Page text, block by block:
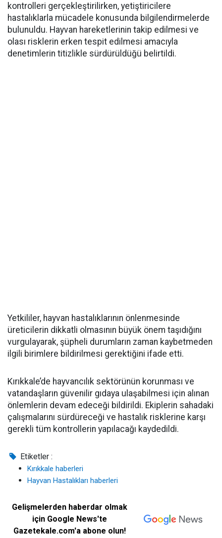
kontrolleri gerçekleştirilirken, yetiştiricilere
hastalıklarla mücadele konusunda bilgilendirmelerde
bulunuldu. Hayvan hareketlerinin takip edilmesi ve
olası risklerin erken tespit edilmesi amacıyla
denetimlerin titizlikle sürdürüldüğü belirtildi.
Yetkililer, hayvan hastalıklarının önlenmesinde
üreticilerin dikkatli olmasının büyük önem taşıdığını
vurgulayarak, şüpheli durumların zaman kaybetmeden
ilgili birimlere bildirilmesi gerektiğini ifade etti.
Kırıkkale’de hayvancılık sektörünün korunması ve
vatandaşların güvenilir gıdaya ulaşabilmesi için alınan
önlemlerin devam edeceği bildirildi. Ekiplerin sahadaki
çalışmalarını sürdüreceği ve hastalık risklerine karşı
gerekli tüm kontrollerin yapılacağı kaydedildi.
Etiketler :
Kırıkkale haberleri
Hayvan Hastalıkları haberleri
Gelişmelerden haberdar olmak
için Google News'te
Gazetekale.com'a abone olun!